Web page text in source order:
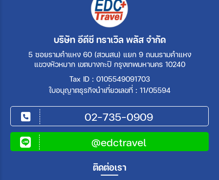
บริษัท อีดีซี ทราเวิล พลัส จำกัด
5 ซอยรามคำแหง 60 (สวนสน) แยก 9 ถนนรามคำแหง
แขวงหัวหมาก เขตบางกะปิ กรุงเทพมหานคร 10240
Tax ID : 0105549091703
ใบอนุญาตธุรกิจนำเที่ยวเลขที่ : 11/05594
02-735-0909
@edctravel
ติดต่อเรา